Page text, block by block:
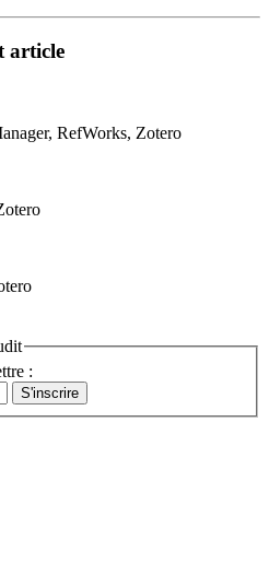
article
RefWorks, Zotero
: